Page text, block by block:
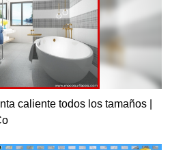
caliente todos los tamaños |